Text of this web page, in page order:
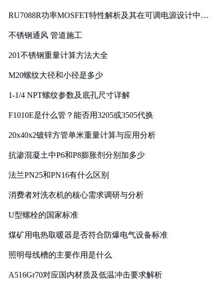
RU7088R功率MOSFET特性解析及其在可调电源设计中的
不锈钢通风 管道施工
201不锈钢重量计算方法大全
M20螺纹大径和小径是多少
1-1/4 NPT螺纹参数及底孔尺寸详解
F1010E是什么管？能否用3205或3505代换
20x40x2镀锌方管单米重量计算与应用分析
抗渗混凝土中P6和P8膨胀剂分别加多少
法兰PN25和PN16有什么区别
消费者对洗衣机的核心需求调研与分析
U型螺栓的国家标准
煤矿用电热取暖器是否符合防爆电气设备标准
照明母线槽的主要作用是什么
A516Gr70对应国内材质及低温冲击要求解析